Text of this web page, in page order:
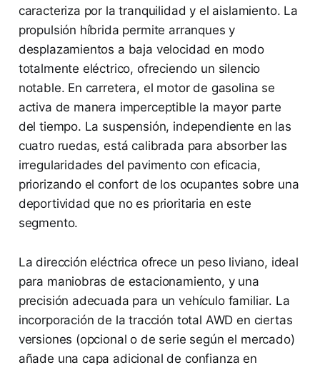
caracteriza por la tranquilidad y el aislamiento. La
propulsión híbrida permite arranques y
desplazamientos a baja velocidad en modo
totalmente eléctrico, ofreciendo un silencio
notable. En carretera, el motor de gasolina se
activa de manera imperceptible la mayor parte
del tiempo. La suspensión, independiente en las
cuatro ruedas, está calibrada para absorber las
irregularidades del pavimento con eficacia,
priorizando el confort de los ocupantes sobre una
deportividad que no es prioritaria en este
segmento.
La dirección eléctrica ofrece un peso liviano, ideal
para maniobras de estacionamiento, y una
precisión adecuada para un vehículo familiar. La
incorporación de la tracción total AWD en ciertas
versiones (opcional o de serie según el mercado)
añade una capa adicional de confianza en